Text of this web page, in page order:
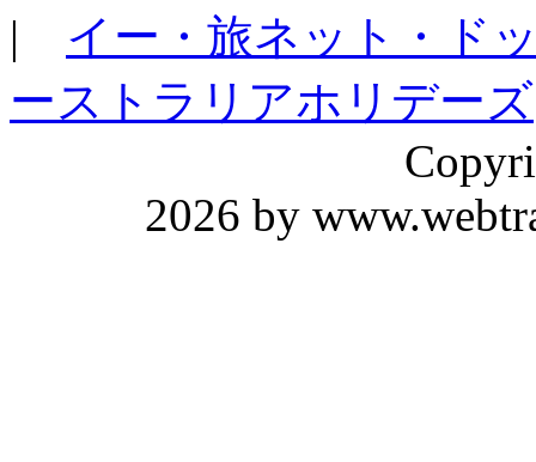
| イー・旅ネット・ド
ーストラリアホリデーズ
2026 by